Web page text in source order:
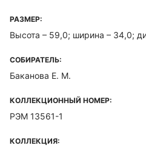
РАЗМЕР:
Высота – 59,0; ширина – 34,0;
СОБИРАТЕЛЬ:
Баканова Е. М.
КОЛЛЕКЦИОННЫЙ НОМЕР:
РЭМ 13561-1
КОЛЛЕКЦИЯ: